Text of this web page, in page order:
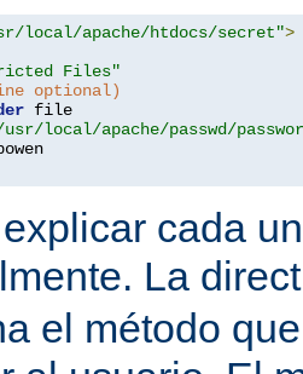
local/apache/htdocs/secret">
Files"
optional)
local/apache/passwd/
cada
La
el método